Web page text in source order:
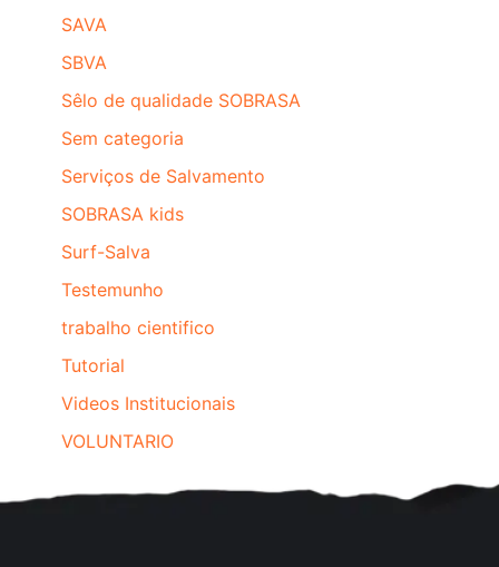
SAVA
SBVA
Sêlo de qualidade SOBRASA
Sem categoria
Serviços de Salvamento
SOBRASA kids
Surf-Salva
Testemunho
trabalho cientifico
Tutorial
Videos Institucionais
VOLUNTARIO